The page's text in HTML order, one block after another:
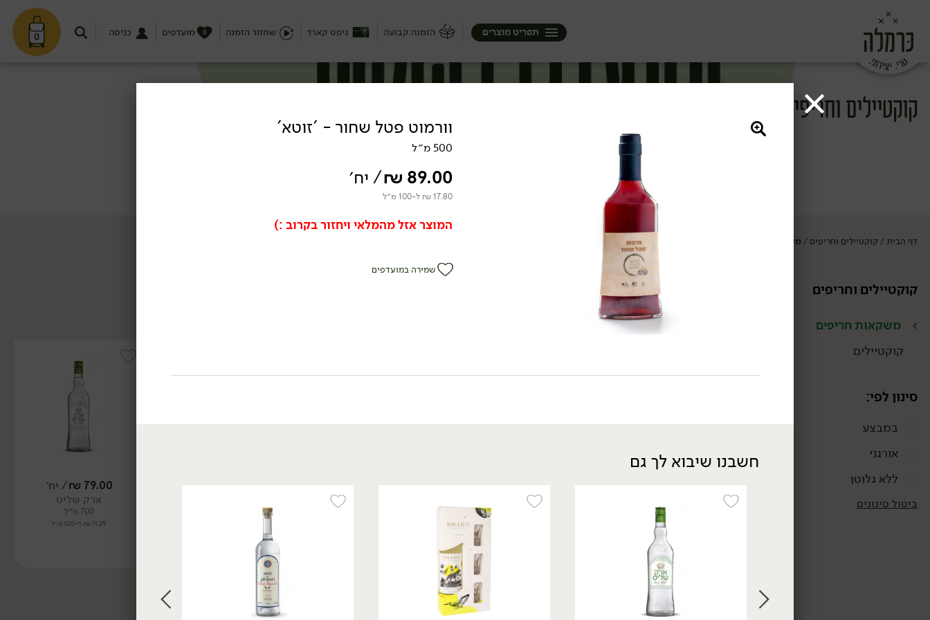
0 הזמנה קבועה גיפט קארד שחזור הזמנה מועדפים 0 כניסה תפריט מוצרים
קוקטיילים וחריפים
דף הבית / קוקטיילים וחריפים / משקאות חריפים
קוקטיילים וחריפים
משקאות חריפים
קוקטיילים
סינון לפי:
במבצע
אורגני
ללא גלוטן
ביטול סינונים
משקאות חריפים
+ 3 כוסות צ'ייסר
כוסות צ'ייסר
79.00
₪/ יח׳
ארק שליט
700 מ״ל
11.29 ₪ ל-100 מ״ל
וורמוט פטל שחור - 'זוטא'
500 מ״ל
89.00
₪/ יח׳
17.80 ₪ ל-100 מ״ל
המוצר אזל מהמלאי ויחזור בקרוב :)
שמירה במועדפים
חשבנו שיבוא לך גם